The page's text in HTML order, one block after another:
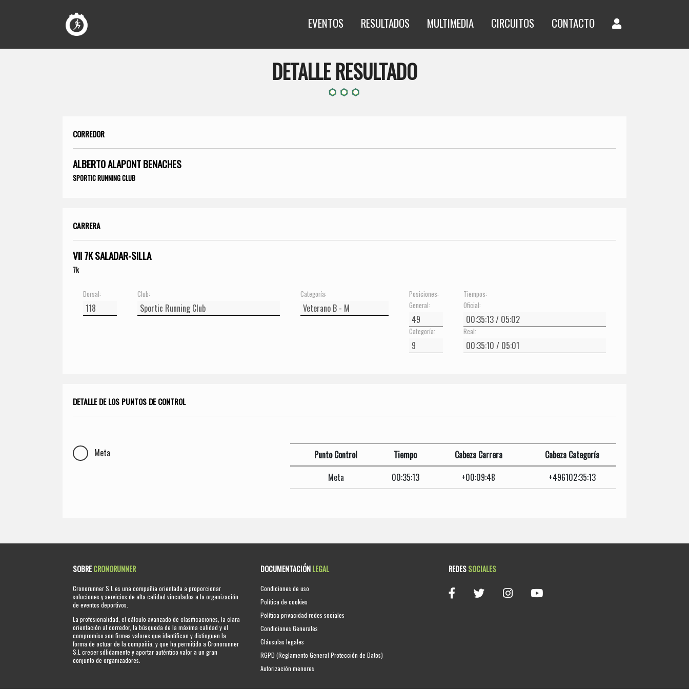
EVENTOS RESULTADOS MULTIMEDIA CIRCUITOS CONTACTO
DETALLE RESULTADO
CORREDOR
ALBERTO ALAPONT BENACHES
SPORTIC RUNNING CLUB
CARRERA
VII 7K SALADAR-SILLA
7k
Dorsal: Club: Categoría:
Posiciones:
General:
Categoría:
Tiempos:
Oficial:
Real:
DETALLE DE LOS PUNTOS DE CONTROL
Meta Punto Control Tiempo Cabeza Carrera
Cabeza Categoría
Meta
00:35:13 +00:09:48 +496102:35:13
SOBRECRONORUNNER
Cronorunner S.L es una compañia orientada a proporcionar
soluciones y servicios de alta calidad vinculados a la organización
de eventos deportivos.
La profesionalidad, el cálculo avanzado de clasificaciones, la clara
orientación al corredor, la búsqueda de la máxima calidad y el
compromiso son firmes valores que identifican y distinguen la
forma de actuar de la compañia, y que ha permitido a Cronorunner
S.L crecer sólidamente y aportar auténtico valor a un gran
conjunto de organizadores.
DOCUMENTACIÓNLEGAL
Condiciones de uso
Política de cookies
Política privacidad redes sociales
Condiciones Generales
Cláusulas legales
RGPD (Reglamento General Protección de Datos)
Autorización menores
REDESSOCIALES